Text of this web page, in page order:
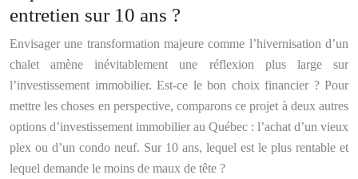
entretien sur 10 ans ?
Envisager une transformation majeure comme l’hivernisation d’un
chalet amène inévitablement une réflexion plus large sur
l’investissement immobilier. Est-ce le bon choix financier ? Pour
mettre les choses en perspective, comparons ce projet à deux autres
options d’investissement immobilier au Québec : l’achat d’un vieux
plex ou d’un condo neuf. Sur 10 ans, lequel est le plus rentable et
lequel demande le moins de maux de tête ?